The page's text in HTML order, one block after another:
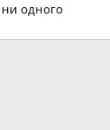
ни одного